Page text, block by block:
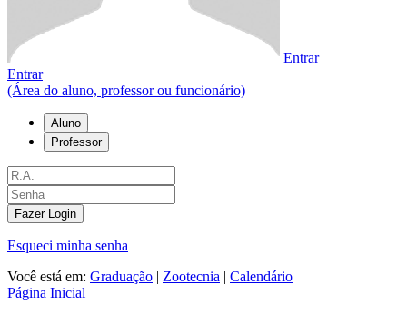
Entrar
Entrar
(Área do aluno, professor ou funcionário)
Aluno
Professor
Fazer Login
Esqueci minha senha
Você está em: Graduação | Zootecnia | Calendário
Página Inicial